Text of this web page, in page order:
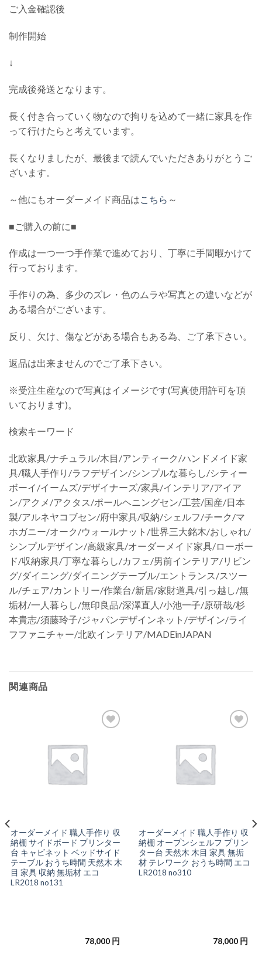
ご入金確認後
制作開始
↓
完成後発送となります。
長く付き合っていく物なので拘りを込めて一緒に家具を作
って行けたらと考えています。
長くなりましたが、最後まで読んでいただきありがとうご
ざいます。
～他にもオーダーメイド商品は こちら ～
■ご購入の前に■
作成は一つ一つ手作業で進めており、丁寧に手間暇かけて
行っております。
手作りの為、多少のズレ・色のムラや写真との違いなどが
ある場合がございます。
反り、欠け、傷などがある場合もある為、ご了承下さい。
返品は出来ませんのでご了承下さい。
※受注生産なので写真はイメージです(写真使用許可を頂
いております)。
検索キーワード
北欧家具/ナチュラル/木目/アンティーク/ハンドメイド家
具/職人手作り/ラフデザイン/シンプルな暮らし/シティー
ボーイ/イームズ/デザイナーズ/家具/インテリア/アイア
ン/アクメ/アクタス/ポールヘニングセン/工芸/国産/日本
製/アルネヤコブセン/府中家具/収納/シェルフ/チーク/マ
ホガニー/オーク/ウォールナット/世界三大銘木/おしゃれ/
シンプルデザイン/高級家具/オーダーメイド家具/ローボー
ド/収納家具/丁寧な暮らし/カフェ/男前インテリア/リビン
グ/ダイニング/ダイニングテーブル/エントランス/スツー
ル/チェア/カントリー/作業台/新居/家財道具/引っ越し/無
垢材/一人暮らし/無印良品/深澤直人/小池一子/原研哉/杉
本貴志/須藤玲子/ジャパンデザインネット/デザイン/ライ
フファニチャー/北欧インテリア/MADEinJAPAN
関連商品
オーダーメイド 職人手作り 収
納棚 サイドボード プリンター
台 キャビネット ベッドサイド
テーブル おうち時間 天然木 木
目 家具 収納 無垢材 エコ
LR2018 no131
78,000 円
オーダーメイド 職人手作り 収
納棚 オープンシェルフ プリン
ター台 天然木 木目 家具 無垢
材 テレワーク おうち時間 エコ
LR2018 no310
78,000 円